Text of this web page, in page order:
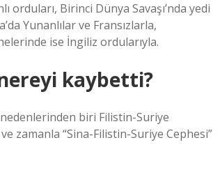
orduları, Birinci Dünya Savaşı’nda yedi
Yunanlılar ve Fransızlarla,
ise İngiliz ordularıyla.
nereyi kaybetti?
nedenlerinden biri Filistin-Suriye
ve zamanla “Sina-Filistin-Suriye Cephesi”